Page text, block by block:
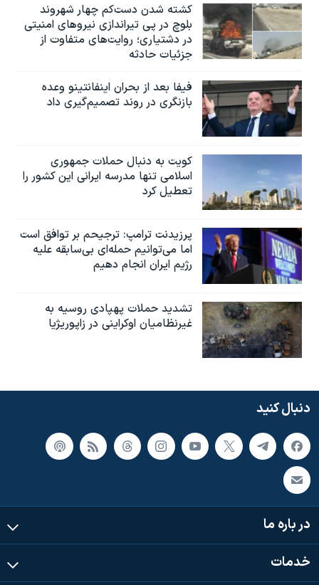
کشته شدن دست‌کم چهار شهروند
بلوچ در پی تیراندازی نیروهای امنیتی
در دشتیاری؛ روایت‌های متفاوت از
جزئیات حادثه
فیفا بعد از بحران اینفانتینو وعده
بازنگری در روند تصمیم‌گیری داد
کویت به دنبال حملات جمهوری
اسلامی تنها مدرسه ایرانی این کشور را
تعطیل کرد
پرزیدنت ترامپ: ترجیحم بر توافق است
اما می‌توانیم حمله‌ای بی‌سابقه علیه
رژیم ایران انجام دهیم
تشدید حملات پهپادی روسیه به
غیرنظامیان اوکراینی در زاپوریژیا
دنبال کنید
در باره ما
خدمات